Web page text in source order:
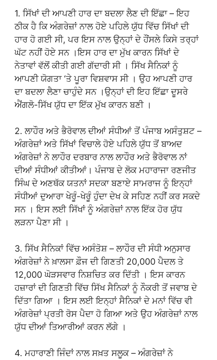
1. ਸਿੱਖਾਂ ਦੀ ਆਪਣੀ ਹਾਰ ਦਾ ਬਦਲਾ ਲੈਣ ਦੀ ਇੱਛਾ – ਇਹ
ਠੀਕ ਹੈ ਕਿ ਅੰਗਰੇਜ਼ਾਂ ਨਾਲ ਹੋਏ ਪਹਿਲੇ ਯੁੱਧ ਵਿੱਚ ਸਿੱਖਾਂ ਦੀ
ਹਾਰ ਹੋ ਗਈ ਸੀ, ਪਰ ਇਸ ਨਾਲ ਉਨ੍ਹਾਂ ਦੇ ਹੌਂਸਲੇ ਕਿਸੇ ਤਰ੍ਹਾਂ
ਘੱਟ ਨਹੀਂ ਹੋਏ ਸਨ ।ਇਸ ਹਾਰ ਦਾ ਮੁੱਖ ਕਾਰਨ ਸਿੱਖਾਂ ਦੇ
ਨੇਤਾਵਾਂ ਵੱਲੋਂ ਕੀਤੀ ਗਈ ਗੱਦਾਰੀ ਸੀ । ਸਿੱਖ ਸੈਨਿਕਾਂ ਨੂੰ
ਆਪਣੀ ਯੋਗਤਾ ‘ਤੇ ਪੂਰਾ ਵਿਸ਼ਵਾਸ ਸੀ । ਉਹ ਆਪਣੀ ਹਾਰ
ਦਾ ਬਦਲਾ ਲੈਣਾ ਚਾਹੁੰਦੇ ਸਨ ।ਉਨ੍ਹਾਂ ਦੀ ਇਹ ਇੱਛਾ ਦੂਸਰੇ
ਐਂਗਲੋ-ਸਿੱਖ ਯੁੱਧ ਦਾ ਇੱਕ ਮੁੱਖ ਕਾਰਨ ਬਣੀ ।
2. ਲਾਹੌਰ ਅਤੇ ਭੈਰੋਵਾਲ ਦੀਆਂ ਸੰਧੀਆਂ ਤੋਂ ਪੰਜਾਬ ਅਸੰਤੁਸ਼ਟ –
ਅੰਗਰੇਜ਼ਾਂ ਅਤੇ ਸਿੱਖਾਂ ਵਿਚਾਲੇ ਹੋਏ ਪਹਿਲੇ ਯੁੱਧ ਤੋਂ ਬਾਅਦ
ਅੰਗਰੇਜ਼ਾਂ ਨੇ ਲਾਹੌਰ ਦਰਬਾਰ ਨਾਲ ਲਾਹੌਰ ਅਤੇ ਭੈਰੋਵਾਲ ਨਾਂ
ਦੀਆਂ ਸੰਧੀਆਂ ਕੀਤੀਆਂ। ਪੰਜਾਬ ਦੇ ਲੋਕ ਮਹਾਰਾਜਾ ਰਣਜੀਤ
ਸਿੰਘ ਦੇ ਅਣਥੱਕ ਯਤਨਾਂ ਸਦਕਾ ਬਣਾਏ ਸਾਮਰਾਜ ਨੂੰ ਇਨ੍ਹਾਂ
ਸੰਧੀਆਂ ਦੁਆਰਾ ਖੇਰੂੰ-ਖੇਰੂੰ ਹੁੰਦਾ ਦੇਖ ਕੇ ਸਹਿਣ ਨਹੀਂ ਕਰ ਸਕਦੇ
ਸਨ । ਇਸ ਲਈ ਸਿੱਖਾਂ ਨੂੰ ਅੰਗਰੇਜ਼ਾਂ ਨਾਲ ਇੱਕ ਹੋਰ ਯੁੱਧ
ਲੜਨਾ ਪੈਣਾ ਸੀ ।
3. ਸਿੱਖ ਸੈਨਿਕਾਂ ਵਿੱਚ ਅਸੰਤੋਸ਼ – ਲਾਹੌਰ ਦੀ ਸੰਧੀ ਅਨੁਸਾਰ
ਅੰਗਰੇਜ਼ਾਂ ਨੇ ਖ਼ਾਲਸਾ ਫ਼ੌਜ ਦੀ ਗਿਣਤੀ 20,000 ਪੈਦਲ ਤੇ
12,000 ਘੋੜਸਵਾਰ ਨਿਸ਼ਚਿਤ ਕਰ ਦਿੱਤੀ । ਇਸ ਕਾਰਨ
ਹਜ਼ਾਰਾਂ ਦੀ ਗਿਣਤੀ ਵਿੱਚ ਸਿੱਖ ਸੈਨਿਕਾਂ ਨੂੰ ਨੌਕਰੀ ਤੋਂ ਜਵਾਬ ਦੇ
ਦਿੱਤਾ ਗਿਆ । ਇਸ ਲਈ ਇਨ੍ਹਾਂ ਸੈਨਿਕਾਂ ਦੇ ਮਨਾਂ ਵਿੱਚ ਵੀ
ਅੰਗਰੇਜ਼ਾਂ ਪ੍ਰਤੀ ਰੋਸ ਪੈਦਾ ਹੋ ਗਿਆ ਅਤੇ ਉਹ ਅੰਗਰੇਜ਼ਾਂ ਨਾਲ
ਯੁੱਧ ਦੀਆਂ ਤਿਆਰੀਆਂ ਕਰਨ ਲੱਗੇ ।
4. ਮਹਾਰਾਣੀ ਜਿੰਦਾਂ ਨਾਲ ਸਖ਼ਤ ਸਲੂਕ – ਅੰਗਰੇਜ਼ਾਂ ਨੇ